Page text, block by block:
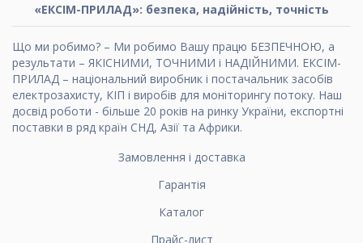
«ЕКСІМ-ПРИЛАД»: безпека, надійність, точність
Що ми робимо? – Ми робимо Вашу працю БЕЗПЕЧНОЮ, а
результати – ЯКІСНИМИ, ТОЧНИМИ і НАДІЙНИМИ. ЕКСІМ-
ПРИЛАД – національний виробник і постачальник засобів
електрозахисту, КІП і виробів для моніторингу потоку. Наш
досвід роботи - більше 20 років на ринку України, експортні
поставки в ряд країн СНД, Азії та Африки.
Замовлення і доставка
Гарантія
Каталог
Прайс-лист